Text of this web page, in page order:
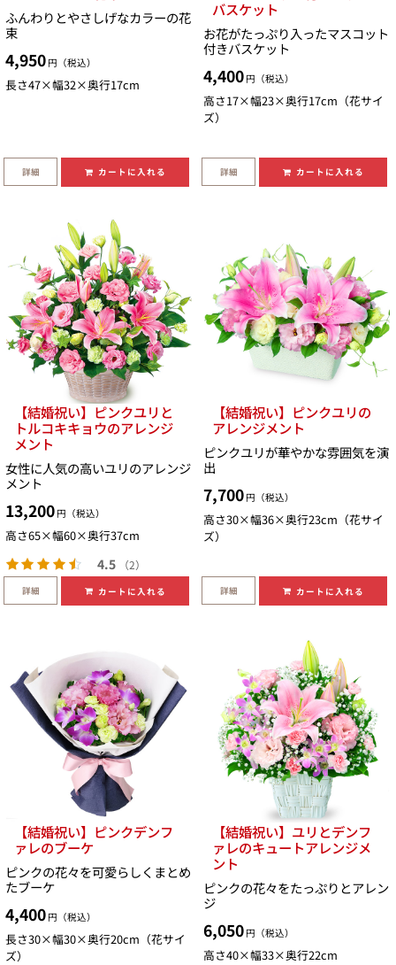
ふんわりとやさしげなカラーの花
束
4,950 円（税込）
長さ47×幅32×奥行17cm
詳細 カートに入れる
バスケット
お花がたっぷり入ったマスコット
付きバスケット
4,400 円（税込）
高さ17×幅23×奥行17cm（花サイ
ズ）
詳細 カートに入れる
【結婚祝い】ピンクユリと
トルコキキョウのアレンジ
メント
女性に人気の高いユリのアレンジ
メント
13,200 円（税込）
高さ65×幅60×奥行37cm
4.5 （2）
詳細 カートに入れる
【結婚祝い】ピンクユリの
アレンジメント
ピンクユリが華やかな雰囲気を演
出
7,700 円（税込）
高さ30×幅36×奥行23cm（花サイ
ズ）
詳細 カートに入れる
【結婚祝い】ピンクデンフ
ァレのブーケ
ピンクの花々を可愛らしくまとめ
たブーケ
4,400 円（税込）
長さ30×幅30×奥行20cm（花サイ
ズ）
【結婚祝い】ユリとデンフ
ァレのキュートアレンジメ
ント
ピンクの花々をたっぷりとアレン
ジ
6,050 円（税込）
高さ40×幅33×奥行22cm